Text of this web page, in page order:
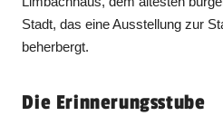
Stadt, das eine Ausstellung zur
beherbergt.
Die Erinnerungsstube